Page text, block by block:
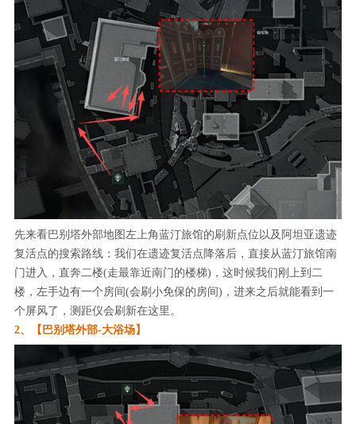
先来看巴别塔外部地图左上角蓝汀旅馆的刷新点位以及阿坦亚遗迹
复活点的搜索路线：我们在遗迹复活点降落后，直接从蓝汀旅馆南
门进入，直奔二楼(走最靠近南门的楼梯)，这时候我们刚上到二
楼，左手边有一个房间(会刷小免保的房间)，进来之后就能看到一
个屏风了，测距仪会刷新在这里。
2、【巴别塔外部-大浴场】